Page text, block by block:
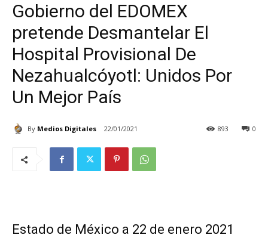
Gobierno del EDOMEX
pretende Desmantelar El
Hospital Provisional De
Nezahualcóyotl: Unidos Por
Un Mejor País
By Medios Digitales 22/01/2021 0
893
Estado de México a 22 de enero 2021